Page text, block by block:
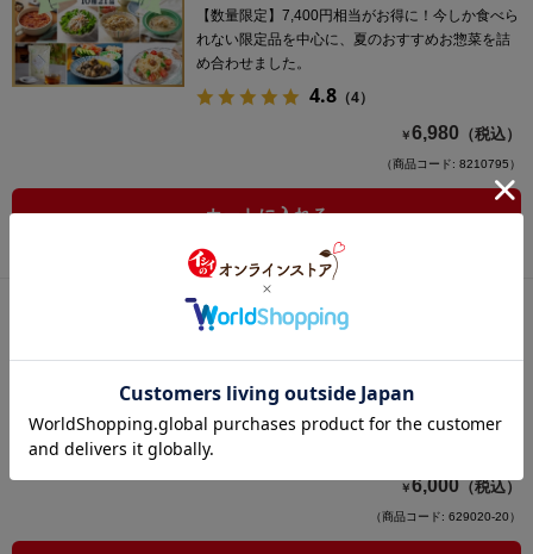
【数量限定】7,400円相当がお得に！今しか食べら
れない限定品を中心に、夏のおすすめお惣菜を詰
め合わせました。
4.8 （4）
￥6,980 （税込）
（商品コード: 8210795）
カートに入れる
ゆ）定期便（パンプキン20袋/常温品）
野菜と玄米のやさしいおかゆ「potayu」を定期的
にお届けします。
￥6,000 （税込）
（商品コード: 629020-20）